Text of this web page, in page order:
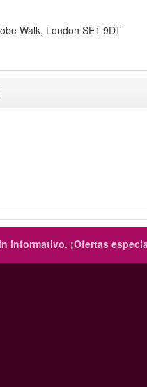
Walk, London SE1 9DT
informativo. ¡Ofertas